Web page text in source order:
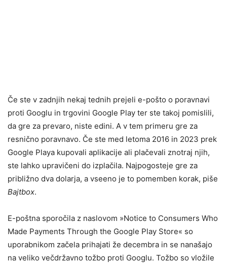
Če ste v zadnjih nekaj tednih prejeli e-pošto o poravnavi
proti Googlu in trgovini Google Play ter ste takoj pomislili,
da gre za prevaro, niste edini. A v tem primeru gre za
resnično poravnavo. Če ste med letoma 2016 in 2023 prek
Google Playa kupovali aplikacije ali plačevali znotraj njih,
ste lahko upravičeni do izplačila. Najpogosteje gre za
približno dva dolarja, a vseeno je to pomemben korak, piše
Bajtbox.
E-poštna sporočila z naslovom »Notice to Consumers Who
Made Payments Through the Google Play Store« so
uporabnikom začela prihajati že decembra in se nanašajo
na veliko večdržavno tožbo proti Googlu. Tožbo so vložile